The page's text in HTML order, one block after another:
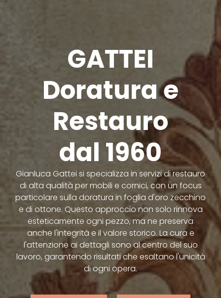
GATTEI
Doratura e
Restauro
dal 1960
Gianluca Gattei si specializza in servizi di restauro
di alta qualità per mobili e cornici, con un focus
particolare sulla doratura in foglia d'oro zecchino
e di ottone. Questo approccio non solo rinnova
esteticamente ogni pezzo, ma ne preserva
anche l'integrità e il valore storico. La cura e
l'attenzione ai dettagli sono al centro del suo
lavoro, garantendo risultati che esaltano l'unicità
di ogni opera.